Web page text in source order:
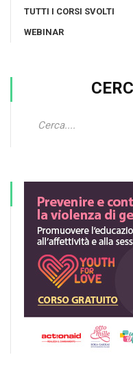
TUTTI I CORSI SVOLTI
WEBINAR